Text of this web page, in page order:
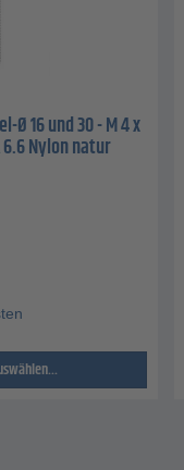
Ø 16 und 30 - M 4 x
6.6 Nylon natur